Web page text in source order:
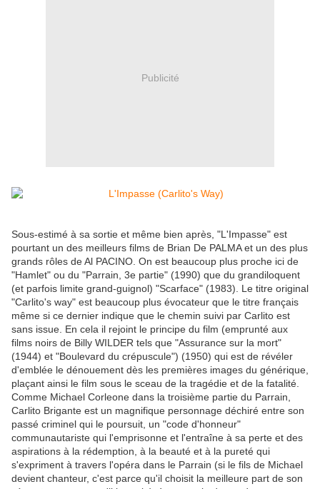
Publicité
Sous-estimé à sa sortie et même bien après, "L'Impasse" est
pourtant un des meilleurs films de Brian De PALMA et un des plus
grands rôles de Al PACINO. On est beaucoup plus proche ici de
"Hamlet" ou du "Parrain, 3e partie" (1990) que du grandiloquent
(et parfois limite grand-guignol) "Scarface" (1983). Le titre original
"Carlito's way" est beaucoup plus évocateur que le titre français
même si ce dernier indique que le chemin suivi par Carlito est
sans issue. En cela il rejoint le principe du film (emprunté aux
films noirs de Billy WILDER tels que "Assurance sur la mort"
(1944) et "Boulevard du crépuscule") (1950) qui est de révéler
d'emblée le dénouement dès les premières images du générique,
plaçant ainsi le film sous le sceau de la tragédie et de la fatalité.
Comme Michael Corleone dans la troisième partie du Parrain,
Carlito Brigante est un magnifique personnage déchiré entre son
passé criminel qui le poursuit, un "code d'honneur"
communautariste qui l'emprisonne et l'entraîne à sa perte et des
aspirations à la rédemption, à la beauté et à la pureté qui
s'expriment à travers l'opéra dans le Parrain (si le fils de Michael
devient chanteur, c'est parce qu'il choisit la meilleure part de son